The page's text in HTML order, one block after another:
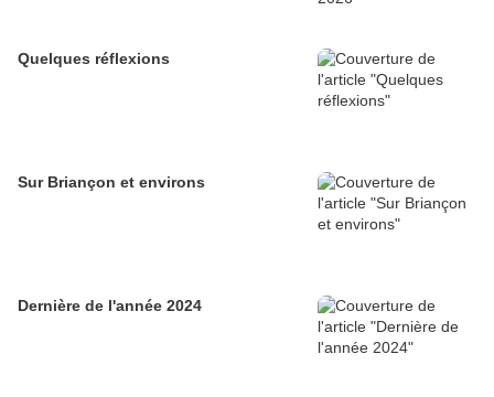
Quelques réflexions
Sur Briançon et environs
Dernière de l'année 2024